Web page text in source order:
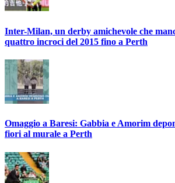
Inter-Milan, un derby amichevole che
quattro incroci del 2015 fino a Perth
Omaggio a Baresi: Gabbia e Amorim
fiori al murale a Perth